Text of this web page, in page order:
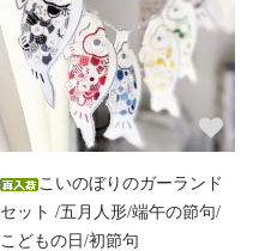
こいのぼりのガーランド
セット /五月人形/端午の節句/
こどもの日/初節句